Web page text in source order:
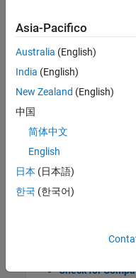
Use projects to help you
files; manage and
interact with source
Create Project
Create
Explore Project Tools
Try an example project
your work.
Manage
Check for
Asia-Pacifico
Australia (English)
India (English)
New Zealand (English)
中国
简体中文
English
日本 (日本語)
한국 (한국어)